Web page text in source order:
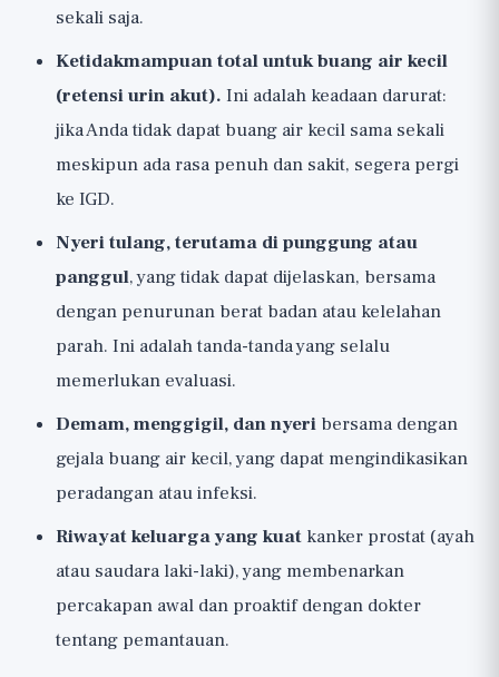
sekali saja.
Ketidakmampuan total untuk buang air kecil
(retensi urin akut). Ini adalah keadaan darurat:
jika Anda tidak dapat buang air kecil sama sekali
meskipun ada rasa penuh dan sakit, segera pergi
ke IGD.
Nyeri tulang, terutama di punggung atau
panggul, yang tidak dapat dijelaskan, bersama
dengan penurunan berat badan atau kelelahan
parah. Ini adalah tanda-tanda yang selalu
memerlukan evaluasi.
Demam, menggigil, dan nyeri bersama dengan
gejala buang air kecil, yang dapat mengindikasikan
peradangan atau infeksi.
Riwayat keluarga yang kuat kanker prostat (ayah
atau saudara laki-laki), yang membenarkan
percakapan awal dan proaktif dengan dokter
tentang pemantauan.